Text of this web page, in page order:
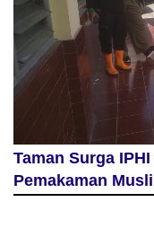
Taman Surga
Pemakaman